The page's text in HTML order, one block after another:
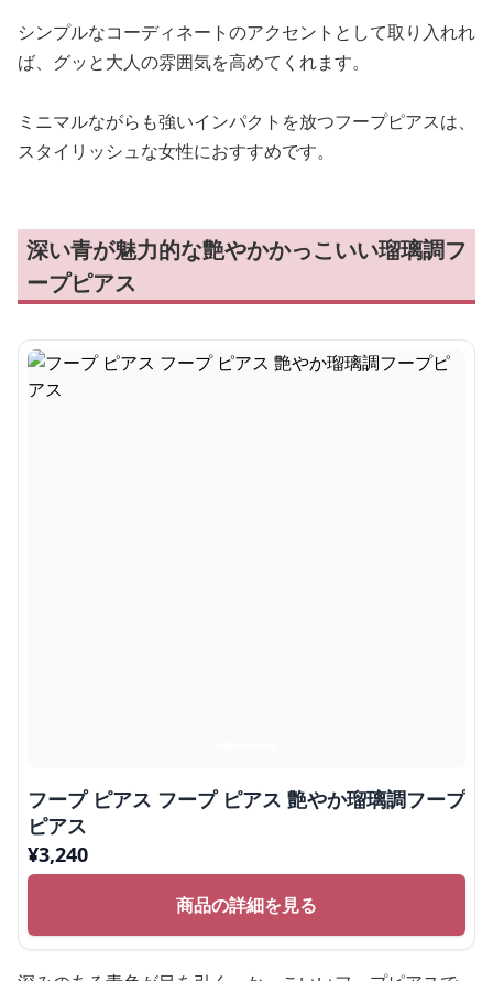
シンプルなコーディネートのアクセントとして取り入れれ
ば、グッと大人の雰囲気を高めてくれます。
ミニマルながらも強いインパクトを放つフープピアスは、
スタイリッシュな女性におすすめです。
深い青が魅力的な艶やかかっこいい瑠璃調フ
ープピアス
フープ ピアス フープ ピアス 艶やか瑠璃調フープ
ピアス
¥3,240
商品の詳細を見る